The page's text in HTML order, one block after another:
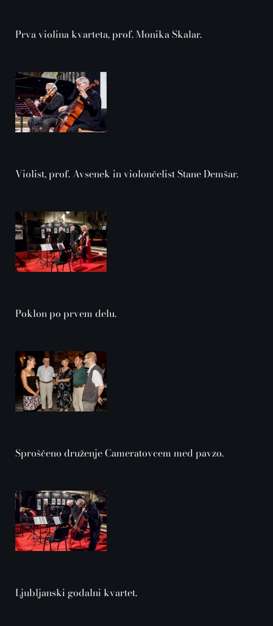
Prva violina kvarteta, prof. Monika Skalar.
Violist, prof. Avsenek in violončelist Stane Demšar.
Poklon po prvem delu.
Sproščeno druženje Cameratovcem med pavzo.
Ljubljanski godalni kvartet.